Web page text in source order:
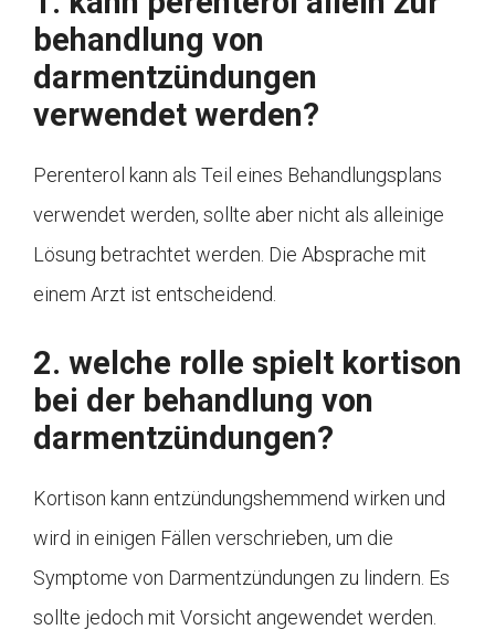
behandlung von
darmentzündungen
verwendet werden?
Perenterol kann als Teil eines Behandlungsplans
verwendet werden, sollte aber nicht als alleinige
Lösung betrachtet werden. Die Absprache mit
einem Arzt ist entscheidend.
2. welche rolle spielt kortison
bei der behandlung von
darmentzündungen?
Kortison kann entzündungshemmend wirken und
wird in einigen Fällen verschrieben, um die
Symptome von Darmentzündungen zu lindern. Es
sollte jedoch mit Vorsicht angewendet werden.